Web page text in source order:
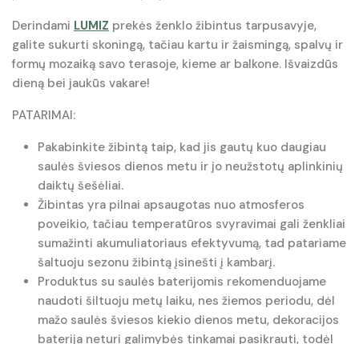
Derindami LUMIZ prekės ženklo žibintus tarpusavyje,
galite sukurti skoningą, tačiau kartu ir žaismingą, spalvų ir
formų mozaiką savo terasoje, kieme ar balkone. Išvaizdūs
dieną bei jaukūs vakare!
PATARIMAI:
Pakabinkite žibintą taip, kad jis gautų kuo daugiau
saulės šviesos dienos metu ir jo neužstotų aplinkinių
daiktų šešėliai.
Žibintas yra pilnai apsaugotas nuo atmosferos
poveikio, tačiau temperatūros svyravimai gali ženkliai
sumažinti akumuliatoriaus efektyvumą, tad patariame
šaltuoju sezonu žibintą įsinešti į kambarį.
Produktus su saulės baterijomis rekomenduojame
naudoti šiltuoju metų laiku, nes žiemos periodu, dėl
mažo saulės šviesos kiekio dienos metu, dekoracijos
baterija neturi galimybės tinkamai pasikrauti, todėl